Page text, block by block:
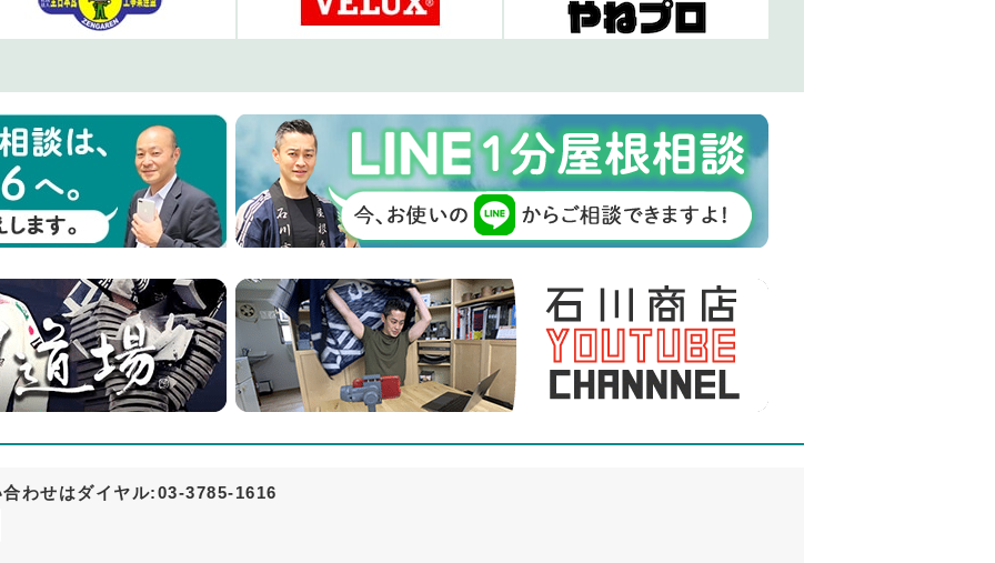
わせはダイヤル:03-3785-1616